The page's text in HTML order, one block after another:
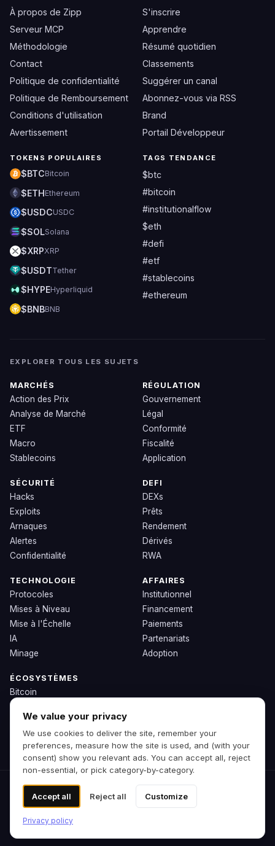
À propos de Zipp
Serveur MCP
Méthodologie
Contact
Politique de confidentialité
Politique de Remboursement
Conditions d'utilisation
Avertissement
S'inscrire
Apprendre
Résumé quotidien
Classements
Suggérer un canal
Abonnez-vous via RSS
Brand
Portail Développeur
TOKENS POPULAIRES
$BTCBitcoin
$ETHEthereum
$USDCUSDC
$SOLSolana
$XRPXRP
$USDTTether
$HYPEHyperliquid
$BNBBNB
TAGS TENDANCE
$btc
#bitcoin
#institutionalflow
$eth
#defi
#etf
#stablecoins
#ethereum
EXPLORER TOUS LES SUJETS
MARCHÉS
Action des Prix
Analyse de Marché
ETF
Macro
Stablecoins
RÉGULATION
Gouvernement
Légal
Conformité
Fiscalité
Application
SÉCURITÉ
Hacks
Exploits
Arnaques
Alertes
Confidentialité
DEFI
DEXs
Prêts
Rendement
Dérivés
RWA
TECHNOLOGIE
Protocoles
Mises à Niveau
Mise à l'Échelle
IA
Minage
AFFAIRES
Institutionnel
Financement
Paiements
Partenariats
Adoption
ÉCOSYSTÈMES
Bitcoin
Ethereum
Solana
BNB
Autres Chaînes
© 2026 Zipp. Version d'aperçu.
Pas de conseils financiers.
Préférences de cookies
We value your privacy
We use cookies to deliver the site, remember your
preferences, measure how the site is used, and (with your
consent) show you relevant ads. You can accept all, reject
non-essential, or pick category-by-category.
Accept all Reject all Customize
Privacy policy